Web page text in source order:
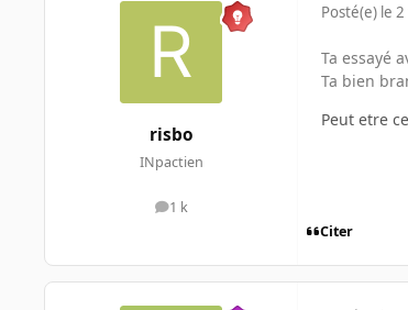
risbo
INpactien
1 k
messages
Posté(e) le
Ta essayé
Ta bien
Peut etre
Citer